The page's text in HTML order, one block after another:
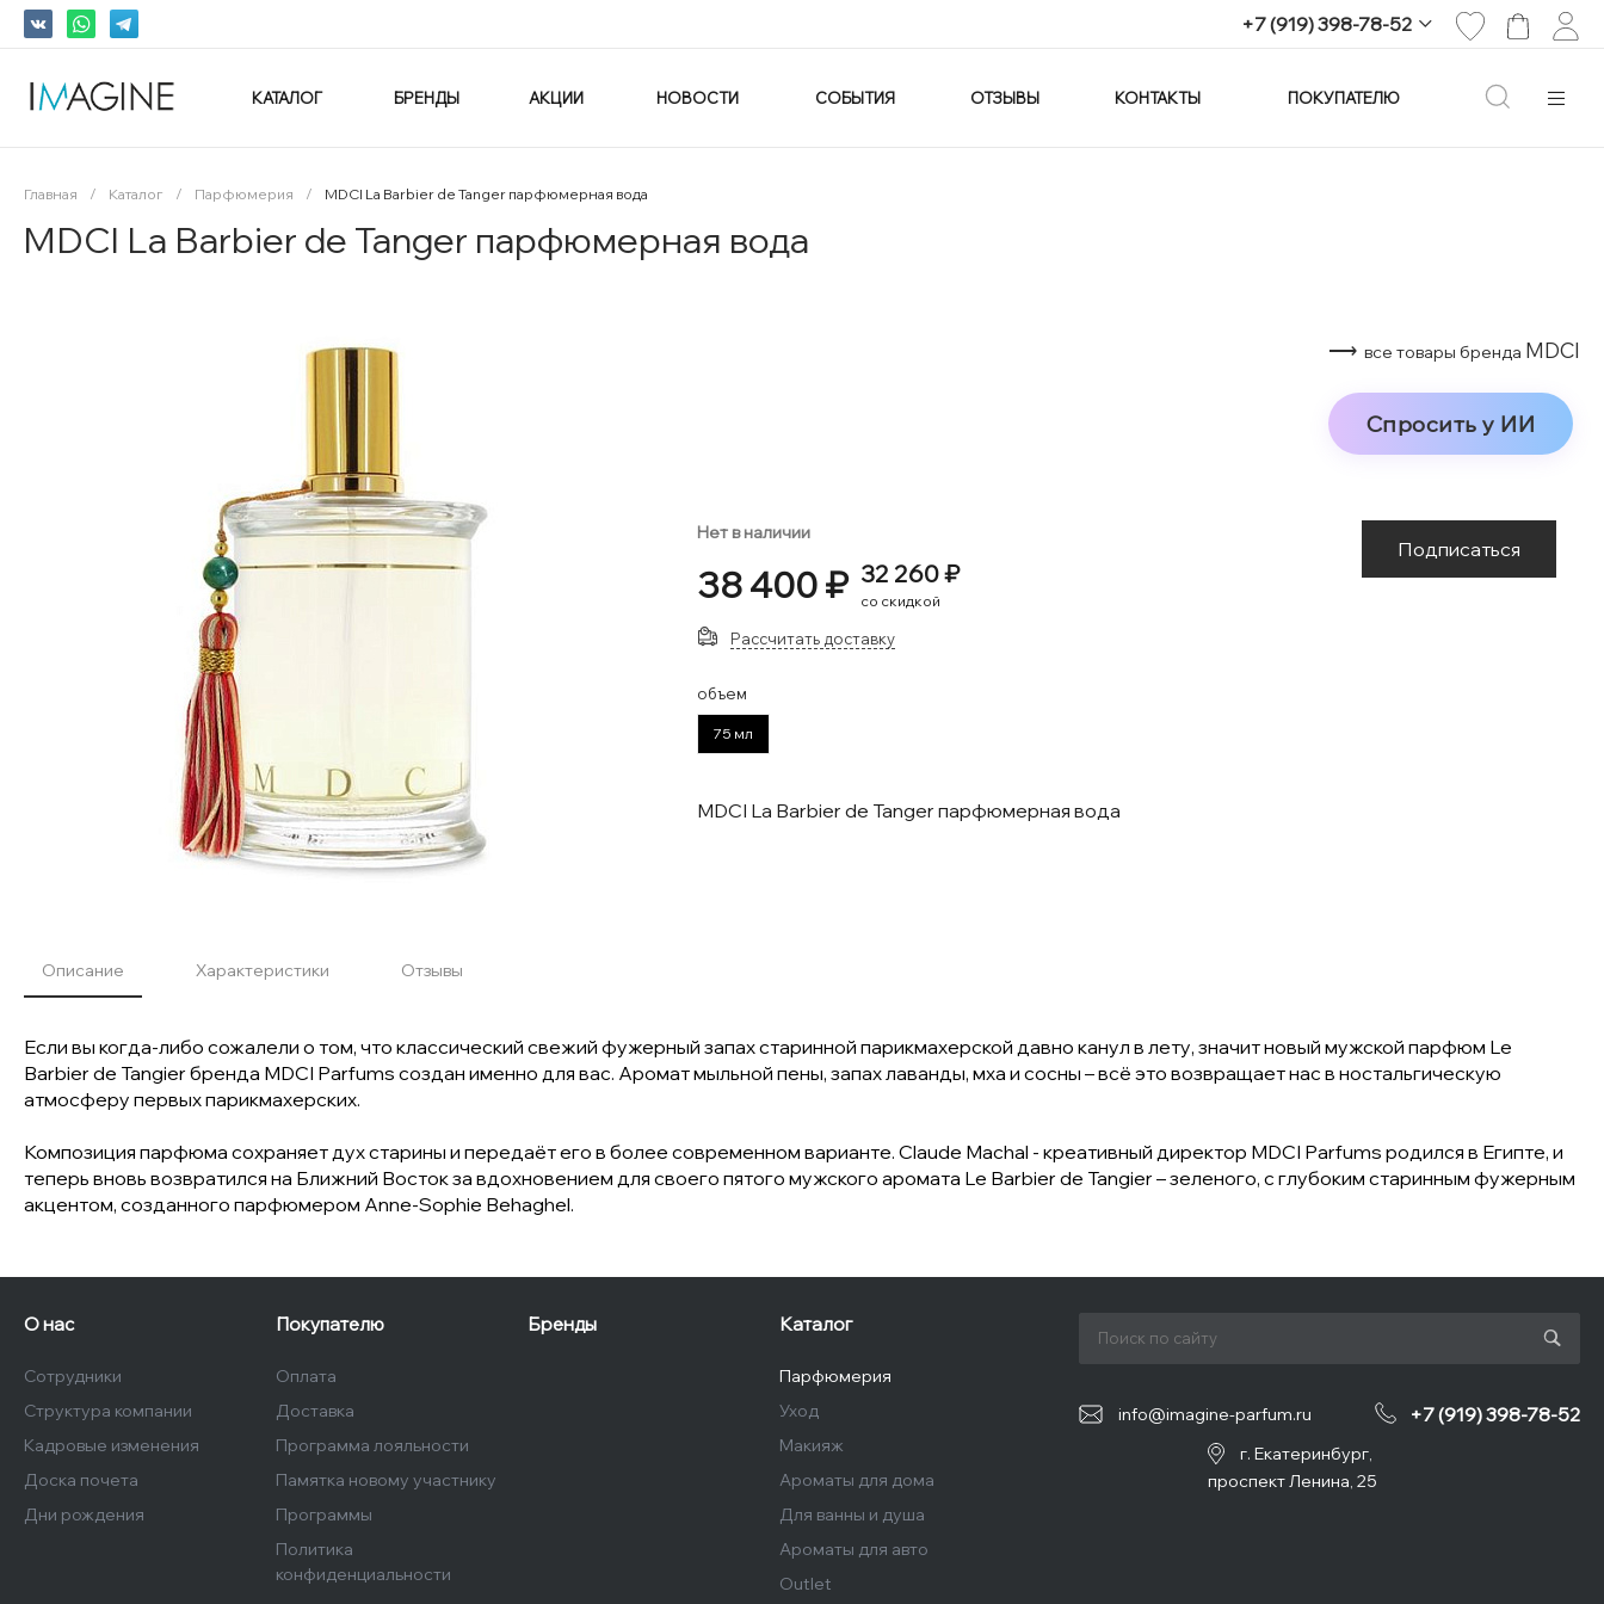
+7 (919) 398-78-52
+7 (919) 398-78-52
КАТАЛОГ БРЕНДЫ АКЦИИ НОВОСТИ СОБЫТИЯ ОТЗЫВЫ КОНТАКТЫ ПОКУПАТЕЛЮ
Главная / Каталог / Парфюмерия / MDCI La Barbier de Tanger парфюмерная вода
MDCI La Barbier de Tanger парфюмерная вода
⟶ все товары бренда MDCI
Спросить у ИИ
Нет в наличии
38 400 ₽ 32 260 ₽
со скидкой
Подписаться
Рассчитать доставку
объем
75 мл
MDCI La Barbier de Tanger парфюмерная вода
Описание Характеристики Отзывы
Если вы когда-либо сожалели о том, что классический свежий фужерный запах старинной парикмахерской давно канул в лету, значит новый мужской парфюм Le
Barbier de Tangier бренда MDCI Parfums создан именно для вас. Аромат мыльной пены, запах лаванды, мха и сосны – всё это возвращает нас в ностальгическую
атмосферу первых парикмахерских.
Композиция парфюма сохраняет дух старины и передаёт его в более современном варианте. Claude Machal - креативный директор MDCI Parfums родился в Египте, и
теперь вновь возвратился на Ближний Восток за вдохновением для своего пятого мужского аромата Le Barbier de Tangier – зеленого, с глубоким старинным фужерным
акцентом, созданного парфюмером Anne-Sophie Behaghel.
О нас
Сотрудники
Структура компании
Кадровые изменения
Доска почета
Дни рождения
Покупателю
Оплата
Доставка
Программа лояльности
Памятка новому участнику
Программы
Политика
конфиденциальности
Бренды Каталог
Парфюмерия
Уход
Макияж
Ароматы для дома
Для ванны и душа
Ароматы для авто
Outlet
info@imagine-parfum.ru +7 (919) 398-78-52
г. Екатеринбург,
проспект Ленина, 25